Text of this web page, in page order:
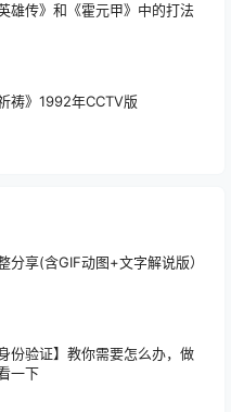
雄传》和《霍元甲》中的打法
祷》1992年CCTV版
分享(含GIF动图+文字解说版）
份验证】教你需要怎么办，做
一下